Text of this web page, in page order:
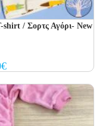
/ Σορτς Αγόρι- New
€Current
price
12.00€.